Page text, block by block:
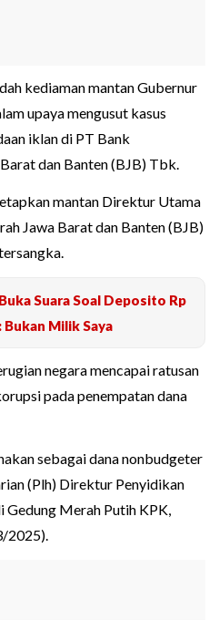
kediaman mantan Gubernur
upaya mengusut kasus
iklan di PT Bank
dan Banten (BJB) Tbk.
mantan Direktur Utama
Jawa Barat dan Banten (BJB)
Suara Soal Deposito Rp
Milik Saya
negara mencapai ratusan
pada penempatan dana
sebagai dana nonbudgeter
(Plh) Direktur Penyidikan
Merah Putih KPK,
2025).